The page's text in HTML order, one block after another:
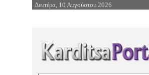
Επιστροφή στην Πλοήγηση
Δευτέρα, 10 Αυγούστου 2026